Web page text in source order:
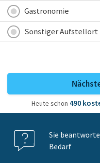
Gastronomie
Sonstiger Aufstellort
Heute schon 490
Sie
Bedarf